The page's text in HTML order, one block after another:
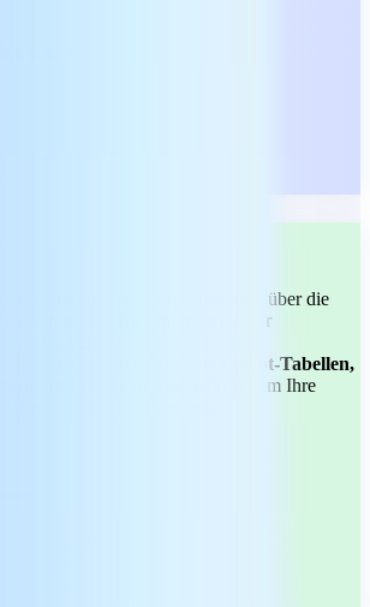
Lösung für die Budgeterstellung über die
bis hin zur Optimierung der
Verwenden Sie einfache
tauchen Sie tiefer ein mit
Pivot-Tabellen,
und Diagrammerstellung
, um Ihre
zu verwandeln.